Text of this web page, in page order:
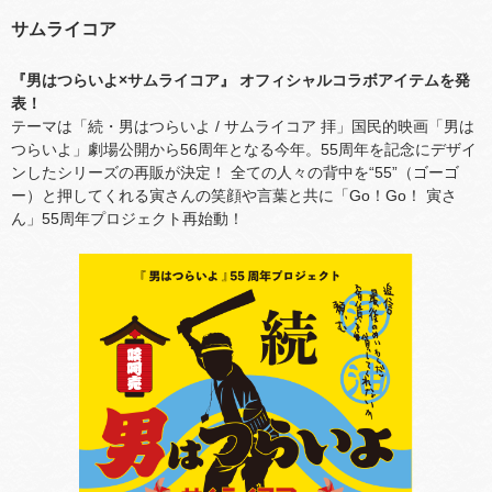
サムライコア
『男はつらいよ×サムライコア』 オフィシャルコラボアイテムを発
表！
テーマは「続・男はつらいよ / サムライコア 拝」国民的映画「男は
つらいよ」劇場公開から56周年となる今年。55周年を記念にデザイ
ンしたシリーズの再販が決定！ 全ての人々の背中を“55”（ゴーゴ
ー）と押してくれる寅さんの笑顔や言葉と共に「Go！Go！ 寅さ
ん」55周年プロジェクト再始動！